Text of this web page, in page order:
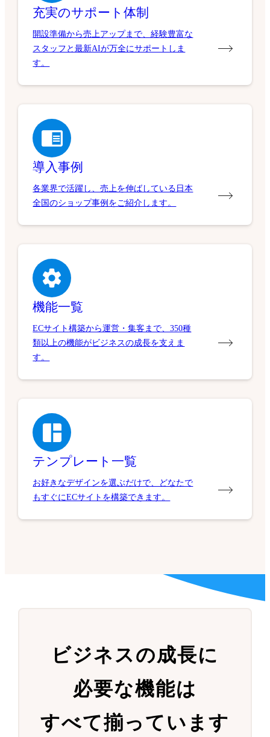
充実のサポート体制
開設準備から売上アップまで、経験豊富な
スタッフと最新AIが万全にサポートしま
す。
導入事例
各業界で活躍し、売上を伸ばしている日本
全国のショップ事例をご紹介します。
機能一覧
ECサイト構築から運営・集客まで、350種
類以上の機能がビジネスの成長を支えま
す。
テンプレート一覧
お好きなデザインを選ぶだけで、どなたで
もすぐにECサイトを構築できます。
ビジネスの成長に
必要な機能は
すべて揃っています